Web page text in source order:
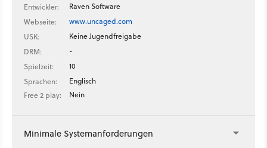
Entwickler:
Raven Software
Webseite:
www.uncaged.com
USK:
Keine Jugendfreigabe
DRM:
-
Spielzeit:
10
Sprachen:
Englisch
Free 2 play:
Nein
Minimale Systemanforderungen